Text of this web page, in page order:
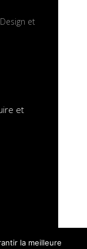
et
et
la meilleure